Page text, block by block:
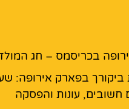
בכריסמס – חג
ביקורך בפארק אירופה:
חשובים, עונות והפסקה